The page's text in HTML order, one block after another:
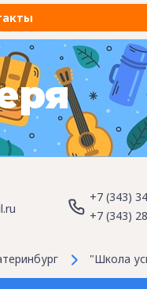
+7 (343)
+7 (343)
"Школа